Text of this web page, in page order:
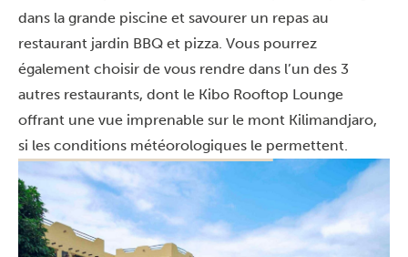
dans la grande piscine et savourer un repas au
restaurant jardin BBQ et pizza. Vous pourrez
également choisir de vous rendre dans l’un des 3
autres restaurants, dont le Kibo Rooftop Lounge
offrant une vue imprenable sur le mont Kilimandjaro,
si les conditions météorologiques le permettent.